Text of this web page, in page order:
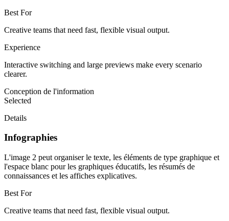
Best For
Creative teams that need fast, flexible visual output.
Experience
Interactive switching and large previews make every scenario
clearer.
Conception de l'information
Selected
Details
Infographies
L'image 2 peut organiser le texte, les éléments de type graphique et
l'espace blanc pour les graphiques éducatifs, les résumés de
connaissances et les affiches explicatives.
Best For
Creative teams that need fast, flexible visual output.